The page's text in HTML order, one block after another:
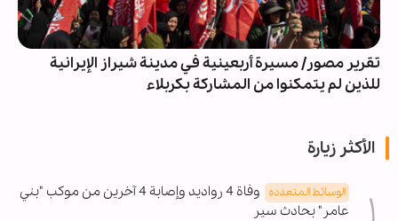
تقرير مصور/ مسيرة أربعينية في مدينة شيراز الإيرانية
للذين لم يتمكنوا من المشاركة بكربلاء
الأكثر زيارة
الوسائط المتعدده
وفاة 4 رواديد وإصابة 4 آخرين من موكب "بني
عامر" بحادث سير